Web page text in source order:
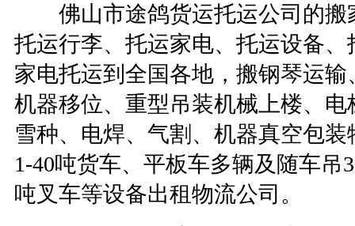
佛山市途鸽货运托运公司的搬
托运行李、托运家电、托运设备
家电托运到全国各地，搬钢琴运
机器移位、重型吊装机械上楼、
雪种、电焊、气割、机器真空包
1-40吨货车、平板车多辆及随车吊
吨叉车等设备出租物流公司。